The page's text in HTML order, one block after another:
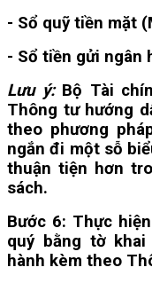
- Sổ quỹ tiền mặt
- Sổ tiền gửi ngân
Lưu ý:Bộ Tài
Thông tư hướng
theo phương
ngắn đi một sỗ
thuận tiện hơn
sách.
Bước 6: Thực
quý bằng tờ khai
hành kèm theo